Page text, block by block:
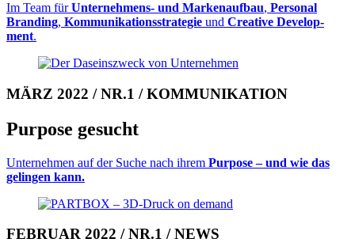
Im Team fürUnternehmens- und Mar­ken­auf­bau, Personal
Branding, Kom­mu­ni­ka­tions­stra­tegie und Creative Develop­
ment.
MÄRZ 2022 / NR.1 / KOMMUNIKATION
Purpose gesucht
Unternehmen auf der Suche nach ihrem Purpose – und wie das
gelingen kann.
FEBRUAR 2022 / NR.1 / NEWS